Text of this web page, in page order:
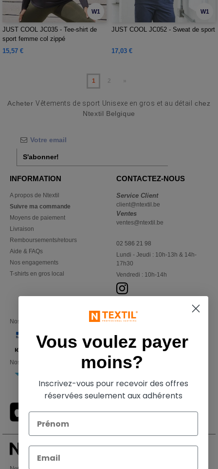
W1
JUST COOL JC035 - Tee-shirt de
sport femme col zippé
15,57 €
W1
JUST COOL JC052 - Sweat de sport
17,03 €
1 2 »
AcheterVêtements de sport Unisexe en gros et au détail
chez
Ntextil Belgique
S'abonner!
INFORMATION
A propos de Ntextil
Suivre ma commande
Moyens de paiement
Livraison
Remboursements/retours
Aide & FAQs
Nos engagements
T-shirts en gros local
CONTACTEZ-NOUS
Service Client
client@ntextil.be
Ventes
ventes@ntextil.be
02 586 21 98
Lundi - Jeudi : 10h-13h & 14h-
17h30
Vendredi : 10h-14h
Nos partenaires financiers
Nos transporteurs
Vous voulez payer
moins?
Inscrivez-vous pour recevoir des offres
réservées seulement aux adhérents